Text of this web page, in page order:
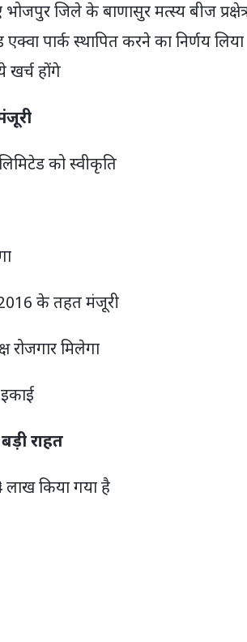
जिले के बाणासुर मत्स्य बीज प्रक्षेत्र
एक्वा पार्क स्थापित करने का निर्णय लिया
खर्च होंगे
को स्वीकृति
2016 के तहत मंजूरी
रोजगार मिलेगा
राहत
किया गया है